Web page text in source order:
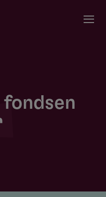
fondsen